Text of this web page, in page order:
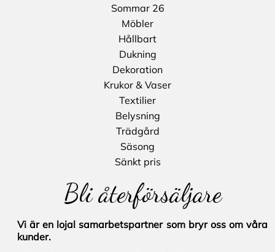
Sommar 26
Möbler
Hållbart
Dukning
Dekoration
Krukor & Vaser
Textilier
Belysning
Trädgård
Säsong
Sänkt pris
Bli återförsäljare
Vi är en lojal samarbetspartner som bryr oss om våra
kunder.